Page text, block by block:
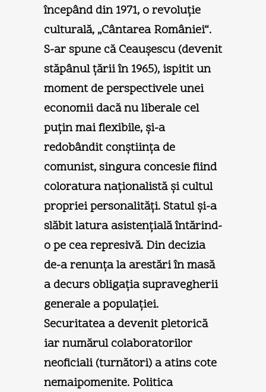
începând din 1971, o revoluţie
culturală, „Cântarea României“.
S-ar spune că Ceauşescu (devenit
stăpânul ţării în 1965), ispitit un
moment de perspectivele unei
economii dacă nu liberale cel
puţin mai flexibile, şi-a
redobândit conştiinţa de
comunist, singura concesie fiind
coloratura naţionalistă şi cultul
propriei personalităţi. Statul şi-a
slăbit latura asistenţială întărind-
o pe cea represivă. Din decizia
de-a renunţa la arestări în masă
a decurs obligaţia supravegherii
generale a populaţiei.
Securitatea a devenit pletorică
iar numărul colaboratorilor
neoficiali (turnători) a atins cote
nemaipomenite. Politica